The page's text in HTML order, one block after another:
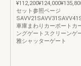
セット参照ページ
車庫まわりカーポート
ングゲートスクリーン
雅シャッターゲート